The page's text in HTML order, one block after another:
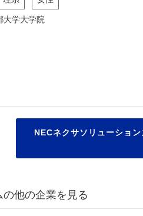
大学大学院
NECネクサソリューショ
他の企業を見る